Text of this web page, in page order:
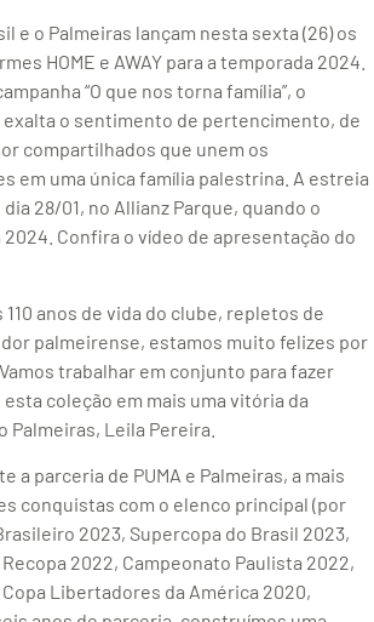
e o Palmeiras lançam nesta sexta (26) os
HOME e AWAY para a temporada 2024.
“O que nos torna família”, o
o sentimento de pertencimento, de
compartilhados que unem os
em uma única família palestrina. A estreia
28/01, no Allianz Parque, quando o
Confira o vídeo de apresentação do
anos de vida do clube, repletos de
palmeirense, estamos muito felizes por
trabalhar em conjunto para fazer
coleção em mais uma vitória da
Palmeiras, Leila Pereira.
parceria de PUMA e Palmeiras, a mais
conquistas com o elenco principal (por
2023, Supercopa do Brasil 2023,
2022, Campeonato Paulista 2022,
Libertadores da América 2020,